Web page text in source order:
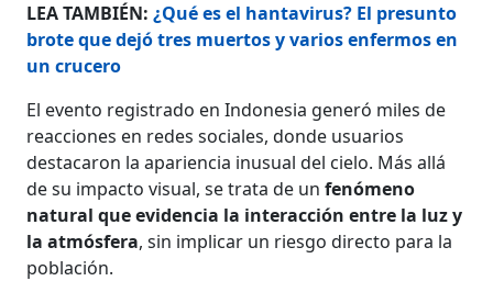
LEA TAMBIÉN:¿Qué es el hantavirus? El presunto
brote que dejó tres muertos y varios enfermos en
un crucero
El evento registrado en Indonesia generó miles de
reacciones en redes sociales, donde usuarios
destacaron la apariencia inusual del cielo. Más allá
de su impacto visual, se trata de unfenómeno
natural que evidencia la interacción entre la luz y
la atmósfera, sin implicar un riesgo directo para la
población.